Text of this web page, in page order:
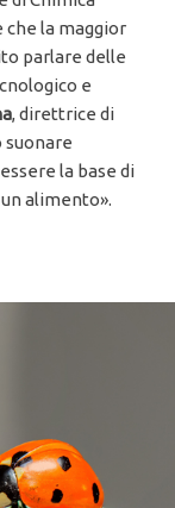
che la maggior
parlare delle
e
, direttrice di
suonare
la base di
alimento».